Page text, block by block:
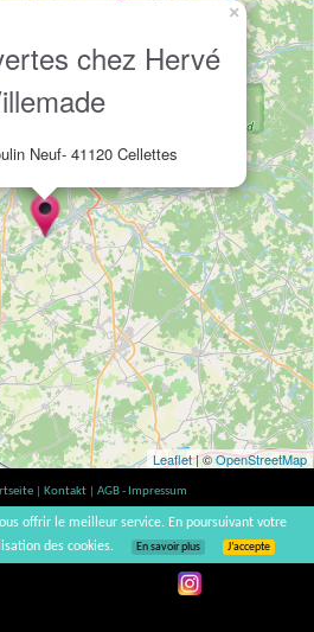
chez Hervé
Neuf- 41120 Cellettes
×
Leaflet| ©OpenStreetMap
Kontakt
AGB - Impressum
Verzehr in Maßen empfohlen |
| v3.12
offrir le meilleur service. En poursuivant votre
des cookies.
En savoir plus J’accepte